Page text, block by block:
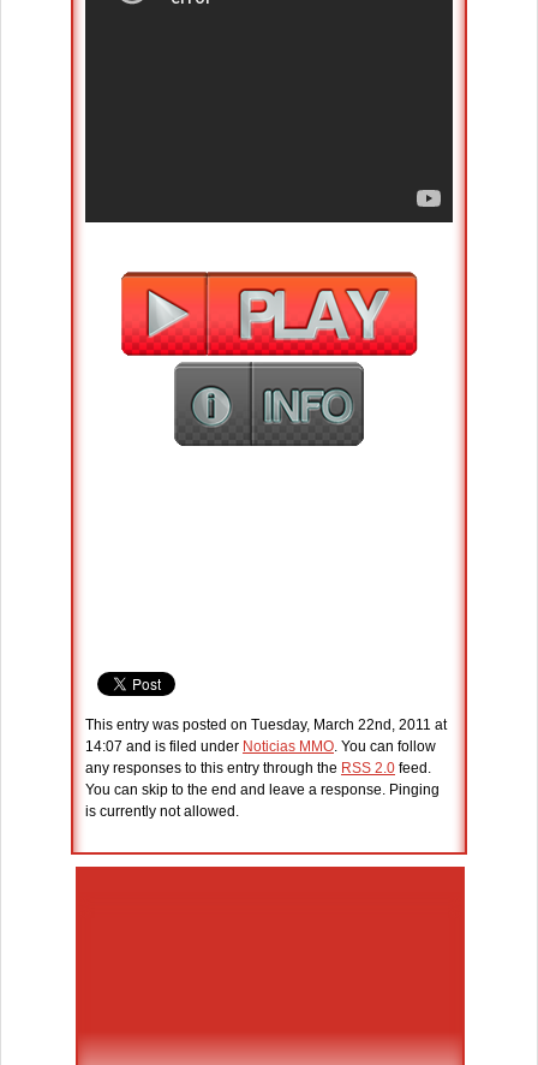
This entry was posted on Tuesday, March 22nd, 2011 at
14:07 and is filed under Noticias MMO. You can follow
any responses to this entry through the RSS 2.0 feed.
You can skip to the end and leave a response. Pinging
is currently not allowed.